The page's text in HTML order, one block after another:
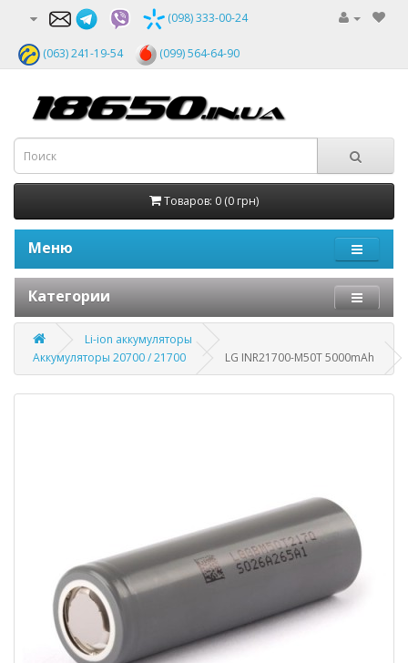
(098) 333-00-24
(063) 241-19-54 (099) 564-64-90
Товаров: 0 (0 грн)
Меню
Категории
Li-ion аккумуляторы
Аккумуляторы 20700 / 21700
LG INR21700-M50T 5000mAh